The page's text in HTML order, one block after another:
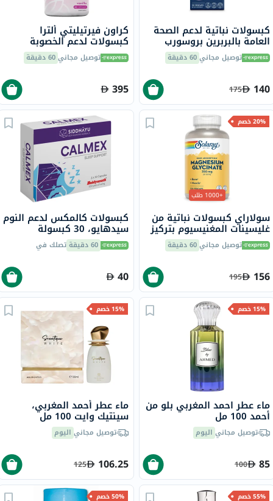
كبسولات نباتية لدعم الصحة
العامة بالبربرين بروسورب
سولاراي، 30 كبسولةتوصيل مجاني60 دقيقة
140
175
كراون فيرتيليتي ألترا
كبسولات لدعم الخصوبة
للنساء، 60توصيل مجاني60 دقيقة
395
20% خصم
+1000 طلب
سولاراي كبسولات نباتية من
غليسينات المغنيسيوم بتركيز
350 ملجم لصحة العظام
والعضلات حزمة من 120
توصيل مجاني60 دقيقة
156
195
كبسولات كالمكس لدعم النوم
سيدهايو، 30 كبسولة
60 دقيقة تصلك في
40
15% خصم
ماء عطر احمد المغربي بلو من
أحمد 100 مل
توصيل مجاني اليوم
85
100
15% خصم
ماء عطر أحمد المغربي،
سينتيك وايت 100 مل
توصيل مجاني اليوم
106.25
125
55% خصم 50% خصم